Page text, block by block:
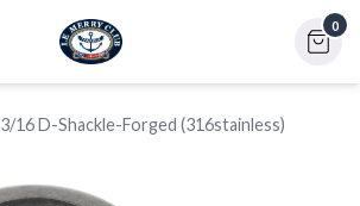
0
3/16 D-Shackle-Forged (316stainless)